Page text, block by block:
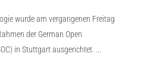
wurde am vergangenen Freitag
der German Open
in Stuttgart ausgerichtet.